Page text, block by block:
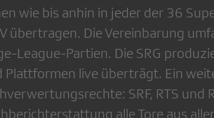
wie bis anhin in jeder der 36
übertragen. Die Vereinbarung
League-Partien. Die SRG
Plattformen live überträgt. Ein
SRF, RTS und
alle Tore aus